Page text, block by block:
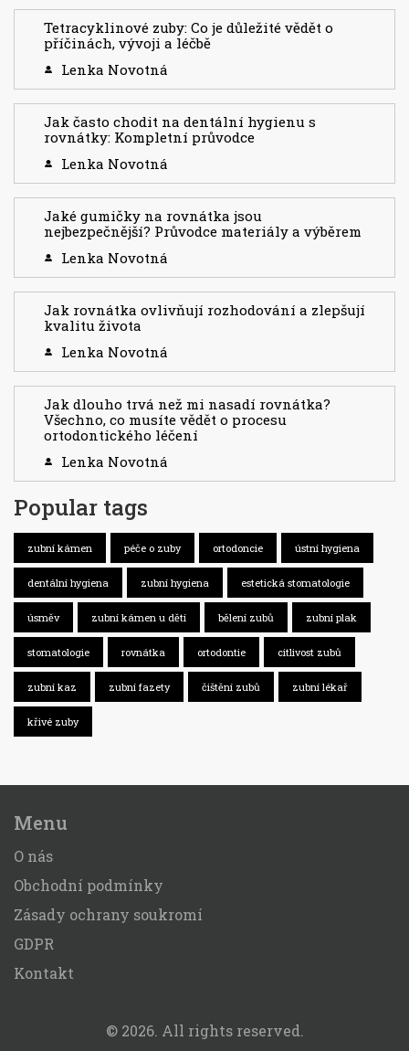
Tetracyklinové zuby: Co je důležité vědět o
příčinách, vývoji a léčbě
Lenka Novotná
Jak často chodit na dentální hygienu s
rovnátky: Kompletní průvodce
Lenka Novotná
Jaké gumičky na rovnátka jsou
nejbezpečnější? Průvodce materiály a výběrem
Lenka Novotná
Jak rovnátka ovlivňují rozhodování a zlepšují
kvalitu života
Lenka Novotná
Jak dlouho trvá než mi nasadí rovnátka?
Všechno, co musíte vědět o procesu
ortodontického léčení
Lenka Novotná
Popular tags
zubní kámen péče o zuby ortodoncie ústní hygiena
dentální hygiena zubní hygiena estetická stomatologie
úsměv zubní kámen u dětí bělení zubů zubní plak
stomatologie rovnátka ortodontie citlivost zubů
zubní kaz zubní fazety čištění zubů zubní lékař
křivé zuby
Menu
O nás
Obchodní podmínky
Zásady ochrany soukromí
GDPR
Kontakt
© 2026. All rights reserved.